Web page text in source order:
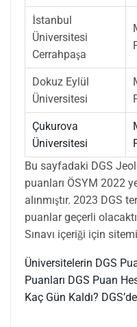
İstanbul
Üniversitesi
Cerrahpaşa
Dokuz Eylül
Üniversitesi
Çukurova
Üniversitesi
Bu sayfadaki DGS
puanları ÖSYM 2022
alınmıştır. 2023 DGS
puanlar geçerli
Sınavı içeriği için
Üniversitelerin DGS
Puanları DGS Puan
Kaç Gün Kaldı?